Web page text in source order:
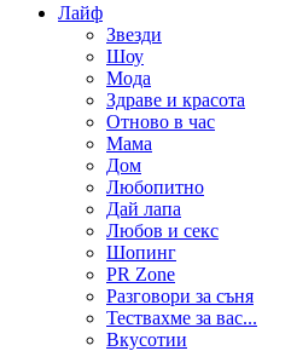
Лайф
Звезди
Шоу
Мода
Здраве и красота
Отново в час
Мама
Дом
Любопитно
Дай лапа
Любов и секс
Шопинг
PR Zone
Разговори за съня
Тествахме за вас...
Вкусотии